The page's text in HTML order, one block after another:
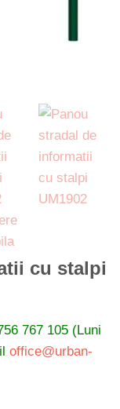
cu stalpi
767 105 (Luni
office@urban-